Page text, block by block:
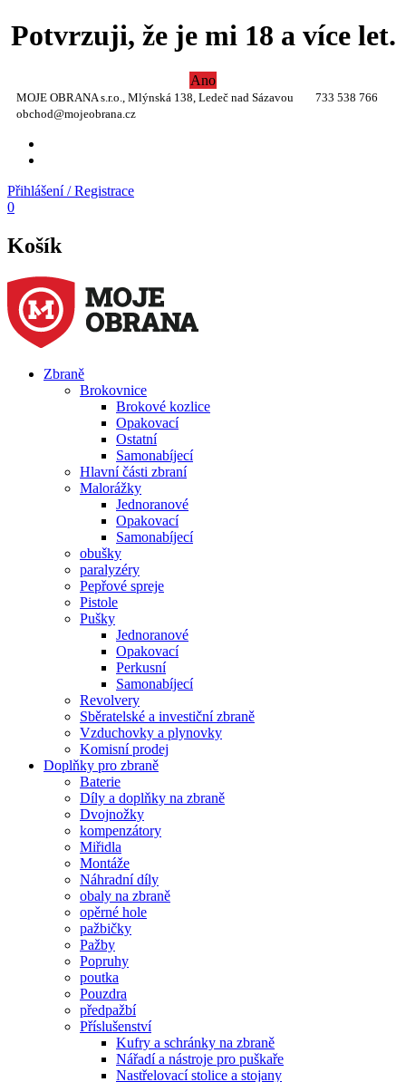
Potvrzuji, že je mi 18 a více let.
Ano
MOJE OBRANA s.r.o., Mlýnská 138, Ledeč nad Sázavou
733 538 766
obchod@mojeobrana.cz
Přihlášení / Registrace
0
Košík
Zbraně
Brokovnice
Brokové kozlice
Opakovací
Ostatní
Samonabíjecí
Hlavní části zbraní
Malorážky
Jednoranové
Opakovací
Samonabíjecí
obušky
paralyzéry
Pepřové spreje
Pistole
Pušky
Jednoranové
Opakovací
Perkusní
Samonabíjecí
Revolvery
Sběratelské a investiční zbraně
Vzduchovky a plynovky
Komisní prodej
Doplňky pro zbraně
Baterie
Díly a doplňky na zbraně
Dvojnožky
kompenzátory
Miřidla
Montáže
Náhradní díly
obaly na zbraně
opěrné hole
pažbičky
Pažby
Popruhy
poutka
Pouzdra
předpažbí
Příslušenství
Kufry a schránky na zbraně
Nářadí a nástroje pro puškaře
Nastřelovací stolice a stojany